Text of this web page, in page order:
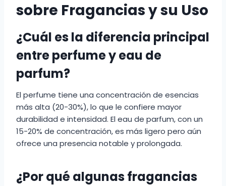
sobre Fragancias y su Uso
¿Cuál es la diferencia principal
entre perfume y eau de
parfum?
El perfume tiene una concentración de esencias
más alta (20-30%), lo que le confiere mayor
durabilidad e intensidad. El eau de parfum, con un
15-20% de concentración, es más ligero pero aún
ofrece una presencia notable y prolongada.
¿Por qué algunas fragancias